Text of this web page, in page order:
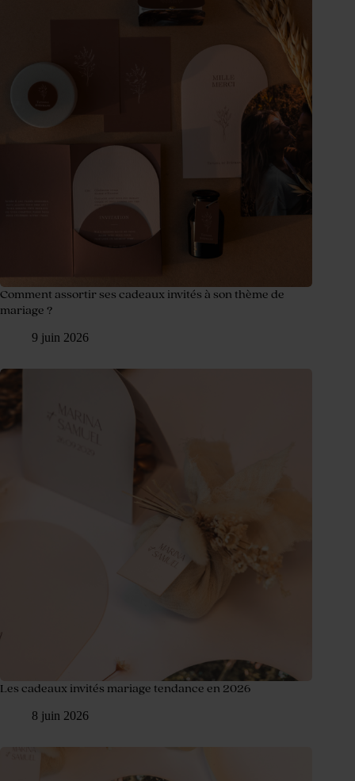
Comment assortir ses cadeaux invités à son thème de
mariage ?
9 juin 2026
Les cadeaux invités mariage tendance en 2026
8 juin 2026